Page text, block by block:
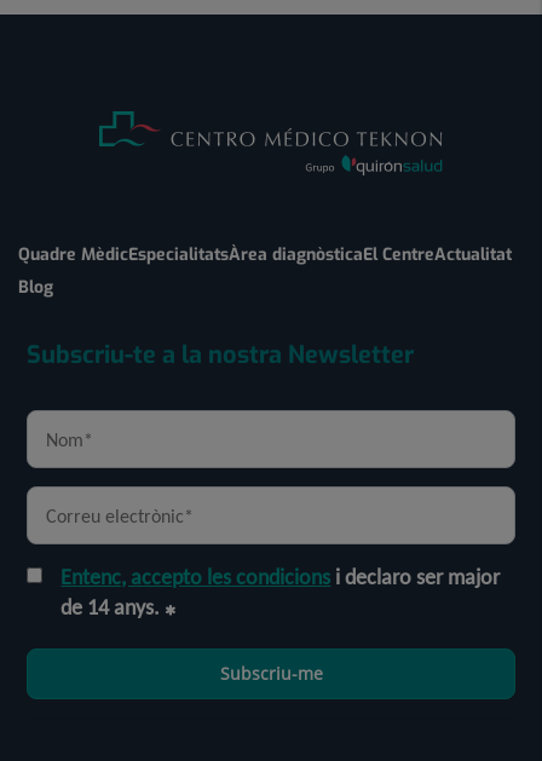
Quadre MèdicEspecialitatsÀrea diagnòsticaEl CentreActualitat
Blog
Subscriu-te a la nostra Newsletter
Entenc, accepto les condicions i declaro ser major
de 14 anys.
Subscriu-me